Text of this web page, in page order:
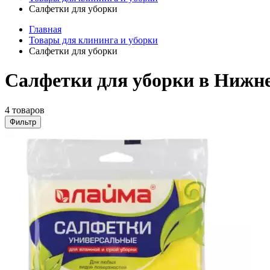
Салфетки для уборки
Главная
Товары для клининга и уборки
Салфетки для уборки
Салфетки для уборки в
4 товаров
Фильтр